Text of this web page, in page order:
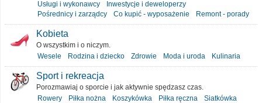
Usługi i wykonawcy
Inwestycje i deweloperzy
Pośrednicy i zarządcy
Co kupić - wyposażenie Remont - porady
Kobieta
O wszystkim i o niczym.
Wesele
Rodzina i dziecko Zdrowie Moda i uroda Kulinaria
Sport i rekreacja
Porozmawiaj o sporcie i jak aktywnie spędzasz czas.
Rowery
Piłka nożna Koszykówka Piłka ręczna
Siatkówka